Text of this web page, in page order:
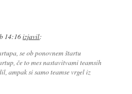
14:16izjavil:
se ob ponovnem štartu
če to mes nastavitvami teamsih
ampak si samo teamse vrgel iz